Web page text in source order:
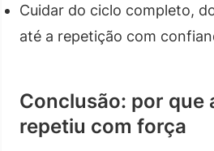
Cuidar do ciclo completo,
até a repetição com
Conclusão: por que
repetiu com força